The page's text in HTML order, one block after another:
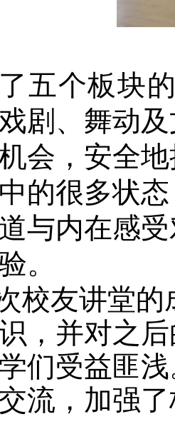
五个板块
剧、舞动
会，安全
的很多状
与内在感
。
校友讲堂
，并对之
们受益匪
流，加强